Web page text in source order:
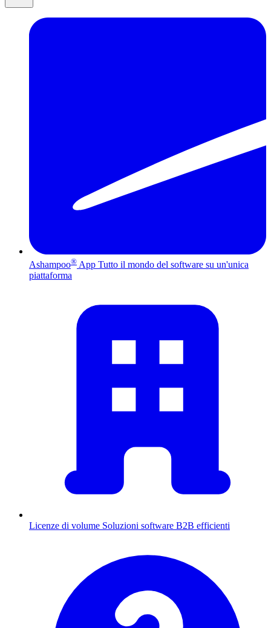
Ashampoo® App Tutto il mondo del software su un'unica
piattaforma
Licenze di volume Soluzioni software B2B efficienti